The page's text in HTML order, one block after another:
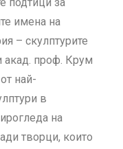
имена на
– скулптурите
акад. проф. Крум
най-
в
на
творци, които